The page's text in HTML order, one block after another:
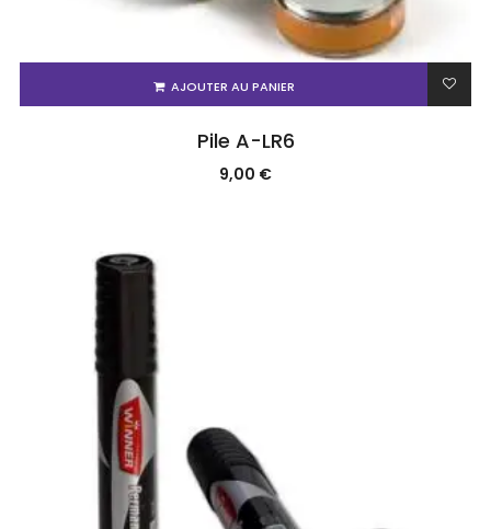
AJOUTER AU PANIER
Pile A-LR6
9,00 €